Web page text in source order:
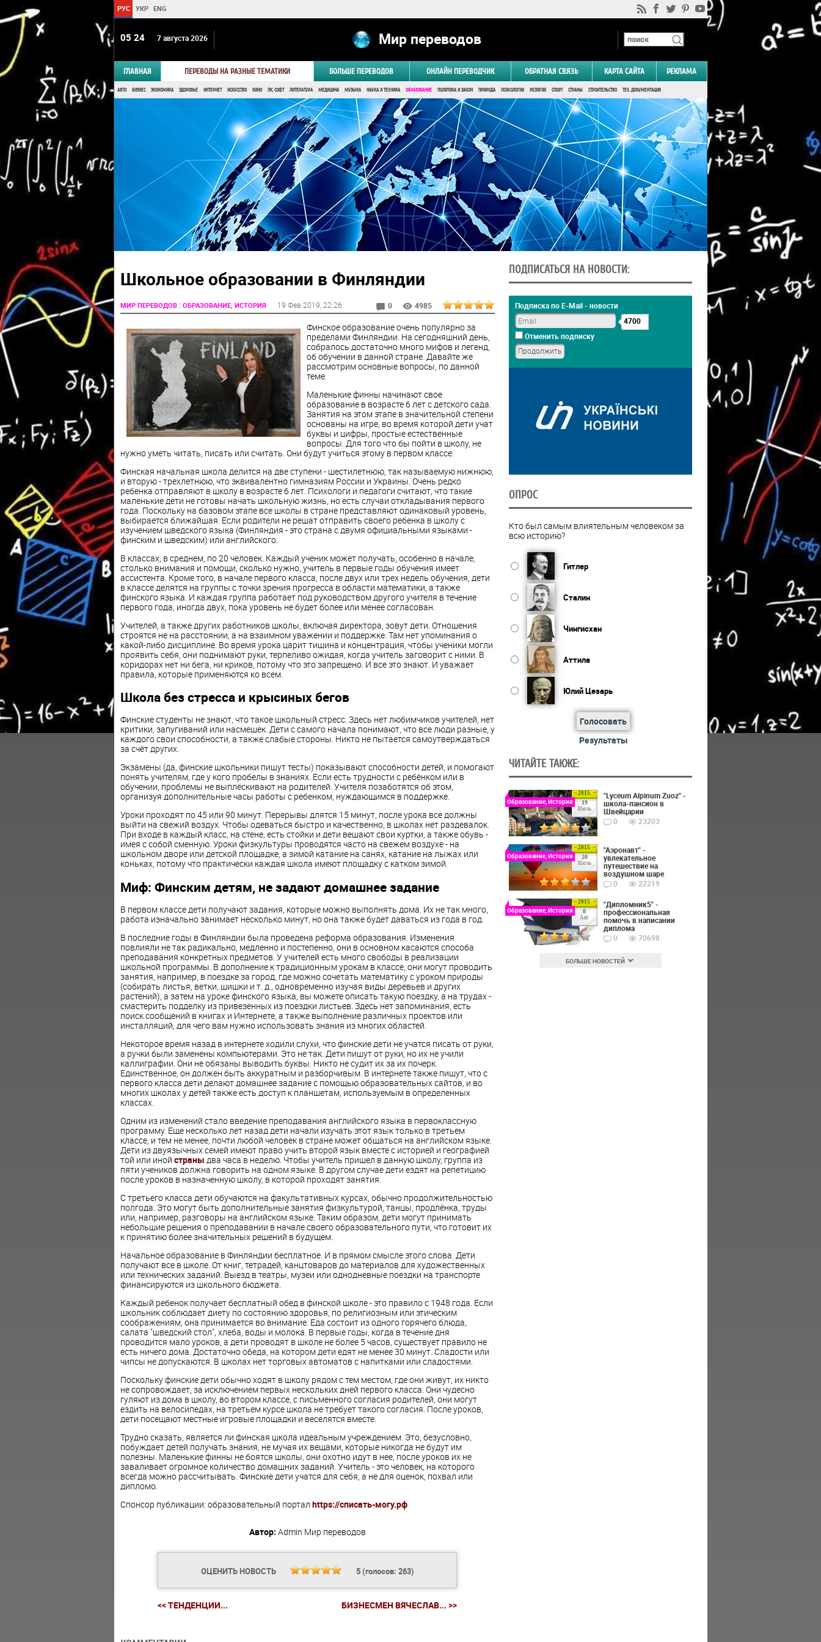
РУС УКР ENG
05:24 7 августа 2026 Мир переводов
ГЛАВНАЯ ПЕРЕВОДЫ НА РАЗНЫЕ ТЕМАТИКИ БОЛЬШЕ ПЕРЕВОДОВ ОНЛАЙН ПЕРЕВОДЧИК ОБРАТНАЯ СВЯЗЬ КАРТА САЙТА РЕКЛАМА
АВТО БИЗНЕС ЭКОНОМИКА ЗДОРОВЬЕ ИНТЕРНЕТ ИСКУССТВО КИНО ПК, СОФТ ЛИТЕРАТУРА МЕДИЦИНА МУЗЫКА НАУКА И ТЕХНИКА ОБРАЗОВАНИЕ ПОЛИТИКА И ЗАКОН ПРИРОДА ПСИХОЛОГИЯ РЕЛИГИЯ СПОРТ СТРАНЫ СТРОИТЕЛЬСТВО ТЕХ. ДОКУМЕНТАЦИЯ
Школьное образовании в Финляндии
МИР ПЕРЕВОДОВ: ОБРАЗОВАНИЕ, ИСТОРИЯ 19 Фев 2019 , 22:26 0 4985
Финское образование очень популярно за
пределами Финляндии. На сегодняшний день,
собралось достаточно много мифов и легенд,
об обучении в данной стране. Давайте же
рассмотрим основные вопросы, по данной
теме.
Маленькие финны начинают свое
образование в возрасте 6 лет с детского сада.
Занятия на этом этапе в значительной степени
основаны на игре, во время которой дети учат
буквы и цифры, простые естественные
вопросы. Для того что бы пойти в школу, не
нужно уметь читать, писать или считать. Они будут учиться этому в первом классе.
Финская начальная школа делится на две ступени - шестилетнюю, так называемую нижнюю,
и вторую - трехлетнюю, что эквивалентно гимназиям России и Украины. Очень редко
ребенка отправляют в школу в возрасте 6 лет. Психологи и педагоги считают, что такие
маленькие дети не готовы начать школьную жизнь, но есть случаи откладывания первого
года. Поскольку на базовом этапе все школы в стране представляют одинаковый уровень,
выбирается ближайшая. Если родители не решат отправить своего ребенка в школу с
изучением шведского языка (Финляндия - это страна с двумя официальными языками -
финским и шведским) или английского.
В классах, в среднем, по 20 человек. Каждый ученик может получать, особенно в начале,
столько внимания и помощи, сколько нужно, учитель в первые годы обучения имеет
ассистента. Кроме того, в начале первого класса, после двух или трех недель обучения, дети
в классе делятся на группы с точки зрения прогресса в области математики, а также
финского языка. И каждая группа работает под руководством другого учителя в течение
первого года, иногда двух, пока уровень не будет более или менее согласован.
Учителей, а также других работников школы, включая директора, зовут дети. Отношения
строятся не на расстоянии, а на взаимном уважении и поддержке. Там нет упоминания о
какой-либо дисциплине. Во время урока царит тишина и концентрация, чтобы ученики могли
проявить себя, они поднимают руки, терпеливо ожидая, когда учитель заговорит с ними. В
коридорах нет ни бега, ни криков, потому что это запрещено. И все это знают. И уважает
правила, которые применяются ко всем.
Школа без стресса и крысиных бегов
Финские студенты не знают, что такое школьный стресс. Здесь нет любимчиков учителей, нет
критики, запугиваний или насмешек. Дети с самого начала понимают, что все люди разные, у
каждого свои способности, а также слабые стороны. Никто не пытается самоутверждаться
за счёт других.
Экзамены (да, финские школьники пишут тесты) показывают способности детей, и помогают
понять учителям, где у кого пробелы в знаниях. Если есть трудности с ребёнком или в
обучении, проблемы не выплёскивают на родителей. Учителя позаботятся об этом,
организуя дополнительные часы работы с ребенком, нуждающимся в поддержке.
Уроки проходят по 45 или 90 минут. Перерывы длятся 15 минут, после урока все должны
выйти на свежий воздух. Чтобы одеваться быстро и качественно, в школах нет раздевалок.
При входе в каждый класс, на стене, есть стойки и дети вешают свои куртки, а также обувь -
имея с собой сменную. Уроки физкультуры проводятся часто на свежем воздухе - на
школьном дворе или детской площадке, а зимой катание на санях, катание на лыжах или
коньках, потому что практически каждая школа имеют площадку с катком зимой.
Миф: Финским детям, не задают домашнее задание
В первом классе дети получают задания, которые можно выполнять дома. Их не так много,
работа изначально занимает несколько минут, но она также будет даваться из года в год.
В последние годы в Финляндии была проведена реформа образования. Изменения
повлияли не так радикально, медленно и постепенно, они в основном касаются способа
преподавания конкретных предметов. У учителей есть много свободы в реализации
школьной программы. В дополнение к традиционным урокам в классе, они могут проводить
занятия, например, в поездке за город, где можно сочетать математику с уроком природы
(собирать листья, ветки, шишки и т. д., одновременно изучая виды деревьев и других
растений), а затем на уроке финского языка, вы можете описать такую поездку, а на трудах -
смастерить подделку из привезенных из поездки листьев. Здесь нет запоминания, есть
поиск сообщений в книгах и Интернете, а также выполнение различных проектов или
инсталляций, для чего вам нужно использовать знания из многих областей.
Некоторое время назад в интернете ходили слухи, что финские дети не учатся писать от руки,
а ручки были заменены компьютерами. Это не так. Дети пишут от руки, но их не учили
каллиграфии. Они не обязаны выводить буквы. Никто не судит их за их почерк.
Единственное, он должен быть аккуратным и разборчивым. В интернете также пишут, что с
первого класса дети делают домашнее задание с помощью образовательных сайтов, и во
многих школах у детей также есть доступ к планшетам, используемым в определенных
классах.
Одним из изменений стало введение преподавания английского языка в первоклассную
программу. Еще несколько лет назад дети начали изучать этот язык только в третьем
классе, и тем не менее, почти любой человек в стране может общаться на английском языке.
Дети из двуязычных семей имеют право учить второй язык вместе с историей и географией
той или иной страны два часа в неделю. Чтобы учитель пришел в данную школу, группа из
пяти учеников должна говорить на одном языке. В другом случае дети ездят на репетицию
после уроков в назначенную школу, в которой проходят занятия.
С третьего класса дети обучаются на факультативных курсах, обычно продолжительностью
полгода. Это могут быть дополнительные занятия физкультурой, танцы, продлёнка, труды
или, например, разговоры на английском языке. Таким образом, дети могут принимать
небольшие решения о преподавании в начале своего образовательного пути, что готовит их
к принятию более значительных решений в будущем.
Начальное образование в Финляндии бесплатное. И в прямом смысле этого слова. Дети
получают все в школе. От книг, тетрадей, канцтоваров до материалов для художественных
или технических заданий. Выезд в театры, музеи или однодневные поездки на транспорте
финансируются из школьного бюджета.
Каждый ребенок получает бесплатный обед в финской школе - это правило с 1948 года. Если
школьник соблюдает диету по состоянию здоровья, по религиозным или этическим
соображениям, она принимается во внимание. Еда состоит из одного горячего блюда,
салата "шведский стол", хлеба, воды и молока. В первые годы, когда в течение дня
проводится мало уроков, а дети проводят в школе не более 5 часов, существует правило не
есть ничего дома. Достаточно обеда, на котором дети едят не менее 30 минут. Сладости или
чипсы не допускаются. В школах нет торговых автоматов с напитками или сладостями.
Поскольку финские дети обычно ходят в школу рядом с тем местом, где они живут, их никто
не сопровождает, за исключением первых нескольких дней первого класса. Они чудесно
гуляют из дома в школу, во втором классе, с письменного согласия родителей, они могут
ездить на велосипедах, на третьем курсе школа не требует такого согласия. После уроков,
дети посещают местные игровые площадки и веселятся вместе.
Трудно сказать, является ли финская школа идеальным учреждением. Это, безусловно,
побуждает детей получать знания, не мучая их вещами, которые никогда не будут им
полезны. Маленькие финны не боятся школы, они охотно идут в нее, после уроков их не
заваливает огромное количество домашних заданий. Учитель - это человек, на которого
всегда можно рассчитывать. Финские дети учатся для себя, а не для оценок, похвал или
дипломо.
Спонсор публикации: образовательный портал https://списать-могу.рф
Автор: Admin Мир переводов
ОЦЕНИТЬ НОВОСТЬ 5(голосов: 263)
<< ТЕНДЕНЦИИ... БИЗНЕСМЕН ВЯЧЕСЛАВ... >>
ПОДПИСАТЬСЯ НА НОВОСТИ:
Подписка по E-Mail - новости
4700
Отменить подписку
ОПРОС
Кто был самым влиятельным человеком за
всю историю?
Гитлер
Сталин
Чингисхан
Аттила
Юлий Цезарь
Голосовать
Результаты
ЧИТАЙТЕ ТАКЖЕ:
2015
19
Июль
Образование, История
"Lyceum Alpinum Zuoz" -
школа-пансион в
Швейцарии
0
23203
2015
20
Июль
Образование, История
"Аэронавт" -
увлекательное
путешествие на
воздушном шаре
0
22219
2015
8
Авг
Образование, История
"Дипломник5" -
профессиональная
помочь в написании
диплома
0
70698
БОЛЬШЕ НОВОСТЕЙ